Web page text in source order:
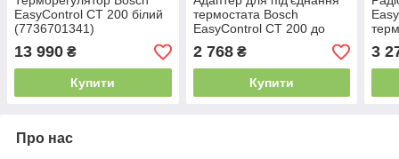
EasyControl CT 200 білий
(7736701341)
13 990 ₴
Купити
термостата Bosch
EasyControl CT 200 до
котлів без шини
2 768₴
Купити
3
Про нас